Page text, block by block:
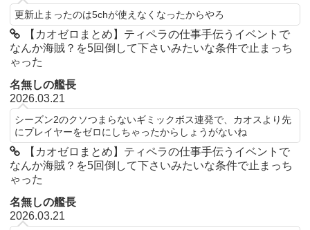
更新止まったのは5chが使えなくなったからやろ
【カオゼロまとめ】ティペラの仕事手伝うイベントで
なんか海賊？を5回倒して下さいみたいな条件で止まっち
ゃった
名無しの艦長
2026.03.21
シーズン2のクソつまらないギミックボス連発で、カオスより先
にプレイヤーをゼロにしちゃったからしょうがないね
【カオゼロまとめ】ティペラの仕事手伝うイベントで
なんか海賊？を5回倒して下さいみたいな条件で止まっち
ゃった
名無しの艦長
2026.03.21